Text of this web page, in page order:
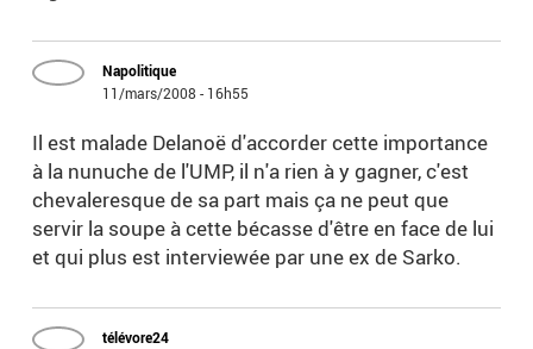
Napolitique
11/mars/2008 - 16h55
Il est malade Delanoë d'accorder cette importance
à la nunuche de l'UMP, il n'a rien à y gagner, c'est
chevaleresque de sa part mais ça ne peut que
servir la soupe à cette bécasse d'être en face de lui
et qui plus est interviewée par une ex de Sarko.
télévore24